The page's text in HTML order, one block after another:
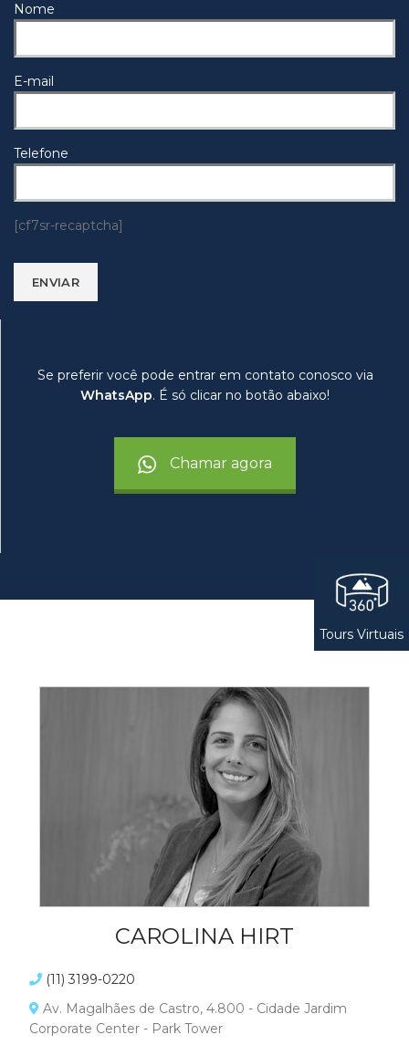
Nome
E-mail
Telefone
[cf7sr-recaptcha]
Se preferir você pode entrar em contato conosco via
WhatsApp. É só clicar no botão abaixo!
Chamar agora
CAROLINA HIRT
(11) 3199-0220
Av. Magalhães de Castro, 4.800 - Cidade Jardim
Corporate Center - Park Tower
Tours Virtuais